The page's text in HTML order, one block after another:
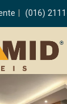
(016)